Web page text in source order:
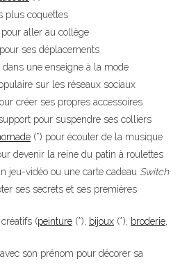
plus coquettes
pour aller au collège
ses déplacements
une enseigne à la mode
sur les réseaux sociaux
créer ses propres accessoires
pour suspendre ses colliers
(*) pour écouter de la musique
devenir la reine du patin à roulettes
jeu-vidéo ou une carte cadeau Switch
ses secrets et ses premières
(peinture (*), bijoux (*), broderie,
son prénom pour décorer sa